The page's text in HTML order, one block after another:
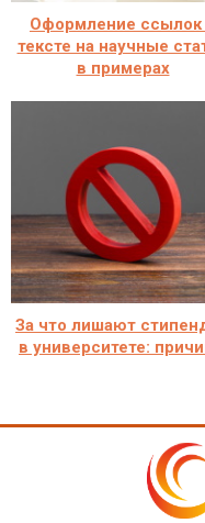
Оформление ссылок
тексте на научные
в примерах
За что лишают
в университете: